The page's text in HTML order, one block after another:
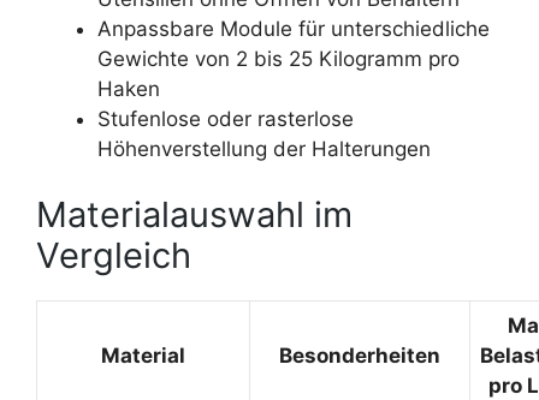
Anpassbare Module für unterschiedliche
Gewichte von 2 bis 25 Kilogramm pro
Haken
Stufenlose oder rasterlose
Höhenverstellung der Halterungen
Materialauswahl im
Vergleich
Material Besonderheiten
pro